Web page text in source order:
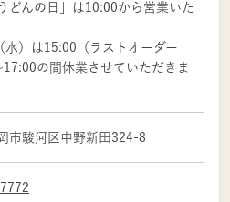
どんの日」は10:00から営業いた
水）は15:00（ラストオーダー
17:00の間休業させていただきま
市駿河区 中野新田324-8